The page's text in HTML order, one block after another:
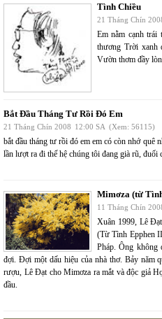
Tình Chiều
21 Tháng Chín
Em nằm cạnh trái
thương Trời xanh
Vườn thơm đầy
Bắt Đầu Tháng Tư Rồi Đó Em
21 Tháng Chín 2008 12:00 SA (Xem: 56115)
bắt đầu tháng tư rồi đó em em có còn nhớ quê
lần lượt ra đi thế hệ chúng tôi đang già rũ, đuối
Mimơza (từ
11 Tháng Chín
Xuân 1999, Lê
(Từ Tình Epphen
Pháp. Ông không
đợi. Đợi một dấu hiệu của nhà thơ. Bảy năm
rượu, Lê Đạt cho Mimơza ra mắt và độc giả
đầu.